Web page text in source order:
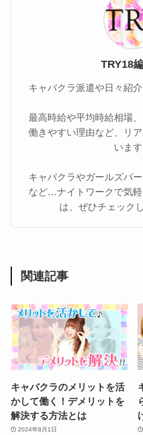
TRY18
キャバクラ派遣や日々紹
最高時給や平均時給相場
働きやすい理由など、リ
います
キャバクラやガールズバ
など…ナイトワークで気
は、ぜひチェック
関連記事
キャバクラのメリットを活
かして働く！デメリットを
解決する方法とは
2024年8月1日